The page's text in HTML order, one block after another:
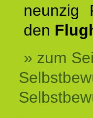
neunzig
den
» zum